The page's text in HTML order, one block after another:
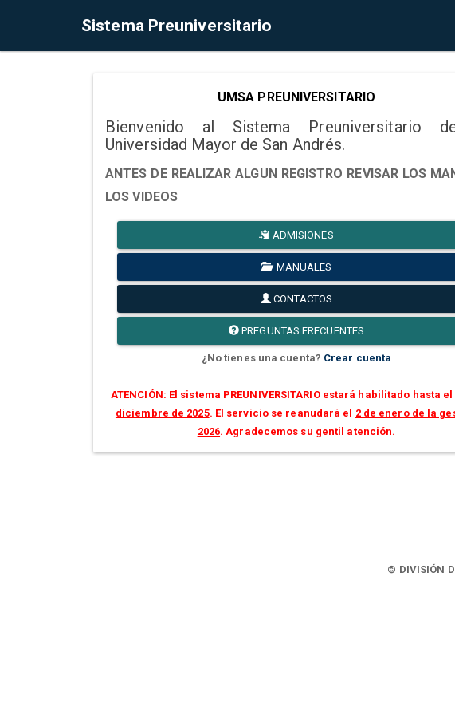
Sistema Preuniversitario
UMSA PREUNIVERSITARIO
Bienvenido al Sistema Preuniversitario
Universidad Mayor de San Andrés.
ANTES DE REALIZAR ALGUN REGISTRO REVISAR LOS
LOS VIDEOS
ADMISIONES
MANUALES
CONTACTOS
PREGUNTAS FRECUENTES
¿No tienes una cuenta? Crear cuenta
ATENCIÓN: El sistema PREUNIVERSITARIO estará habilitado hasta el
diciembre de 2025. El servicio se reanudará el 2 de enero de la
2026. Agradecemos su gentil atención.
© DIVISIÓN